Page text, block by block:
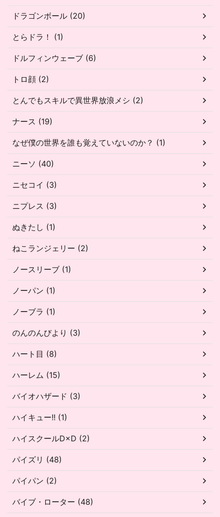
ドラゴンボール (20)
とらドラ！ (1)
ドルフィンウェーブ (6)
トロ顔 (2)
とんでもスキルで異世界放浪メシ (2)
ナース (19)
なぜ僕の世界を誰も覚えていないのか？ (1)
ニーソ (40)
ニセコイ (3)
ニプレス (3)
ぬきたし (1)
ねこランジェリー (2)
ノースリーブ (1)
ノーパン (1)
ノーブラ (1)
のんのんびより (3)
ハート目 (8)
ハーレム (15)
バイオハザード (3)
ハイキュー!! (1)
ハイスクールD×D (2)
パイズリ (48)
パイパン (2)
バイブ・ローター (48)